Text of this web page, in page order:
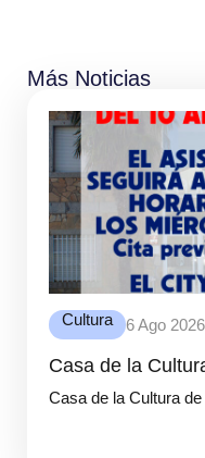
Más Noticias
Cultura 6 Ago 2026
Casa de la
Casa de la Cultura